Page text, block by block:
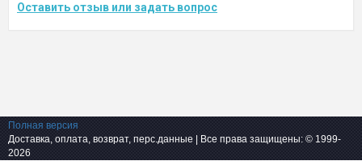
Оставить отзыв или задать вопрос
Полная версия
Доставка, оплата, возврат, перс.данные | Все права защищены: © 1999-
2026